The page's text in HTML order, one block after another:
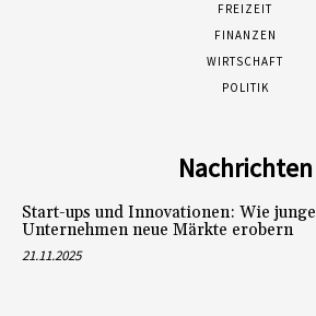
FREIZEIT
FINANZEN
WIRTSCHAFT
POLITIK
Nachrichten
Start-ups und Innovationen: Wie junge
Unternehmen neue Märkte erobern
21.11.2025